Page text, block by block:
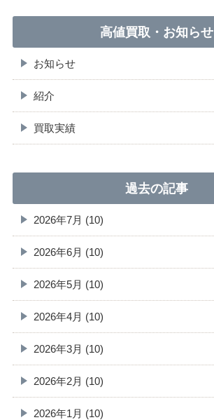
高値買取・お知らせ
お知らせ
紹介
買取実績
過去の記事
2026年7月 (10)
2026年6月 (10)
2026年5月 (10)
2026年4月 (10)
2026年3月 (10)
2026年2月 (10)
2026年1月 (10)